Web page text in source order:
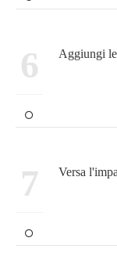
6 Aggiungi
7 Versa